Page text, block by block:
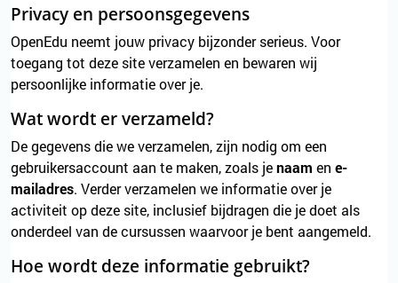
Privacy en persoonsgegevens
OpenEdu neemt jouw privacy bijzonder serieus. Voor
toegang tot deze site verzamelen en bewaren wij
persoonlijke informatie over je.
Wat wordt er verzameld?
De gegevens die we verzamelen, zijn nodig om een
gebruikersaccount aan te maken, zoals jenaam en e-
mailadres. Verder verzamelen we informatie over je
activiteit op deze site, inclusief bijdragen die je doet als
onderdeel van de cursussen waarvoor je bent aangemeld.
Hoe wordt deze informatie gebruikt?